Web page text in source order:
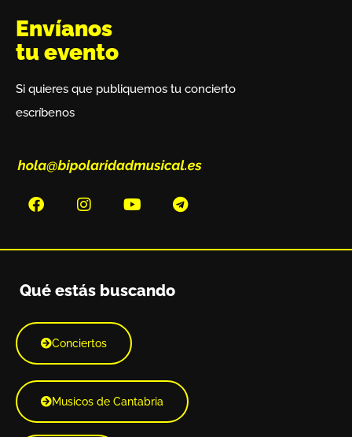
Envíanos
tu evento
Si quieres que publiquemos tu concierto
escríbenos
Qué estás buscando
Conciertos
Musicos de Cantabria